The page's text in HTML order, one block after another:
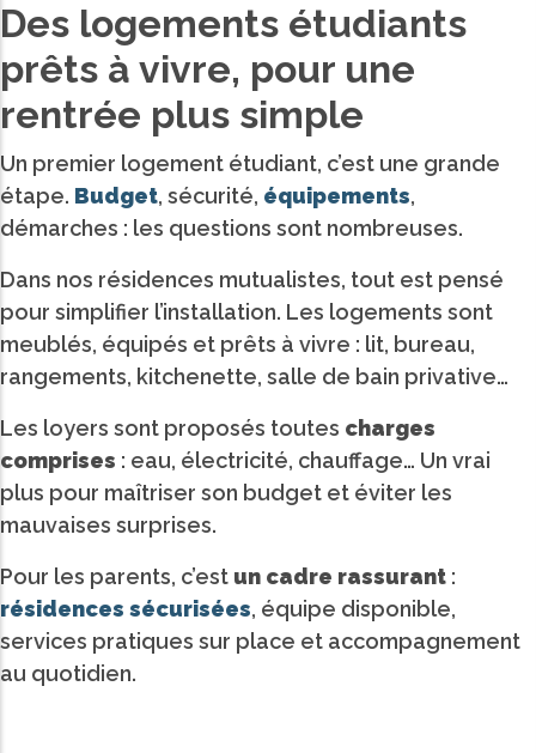
Des logements étudiants
prêts à vivre, pour une
rentrée plus simple
Un premier logement étudiant, c’est une grande
étape. Budget, sécurité, équipements,
démarches : les questions sont nombreuses.
Dans nos résidences mutualistes, tout est pensé
pour simplifier l’installation. Les logements sont
meublés, équipés et prêts à vivre : lit, bureau,
rangements, kitchenette, salle de bain privative…
Les loyers sont proposés toutes charges
comprises : eau, électricité, chauffage… Un vrai
plus pour maîtriser son budget et éviter les
mauvaises surprises.
Pour les parents, c’est un cadre rassurant :
résidences sécurisées, équipe disponible,
services pratiques sur place et accompagnement
au quotidien.